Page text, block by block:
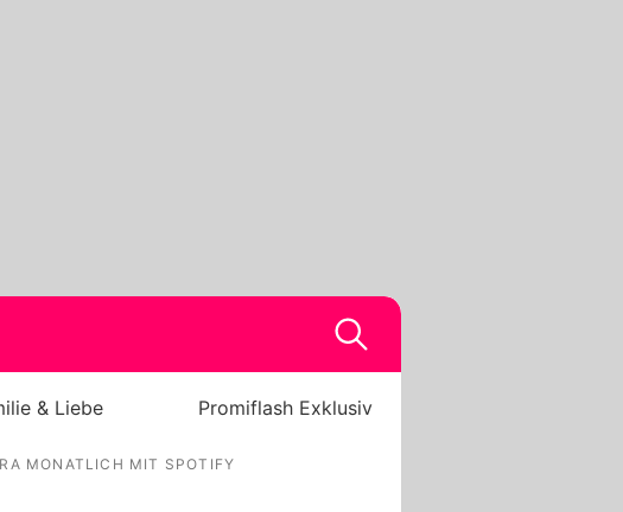
& Liebe Promiflash Exklusiv
MONATLICH MIT SPOTIFY